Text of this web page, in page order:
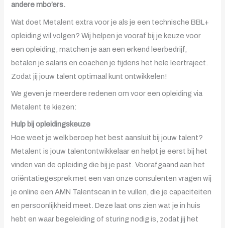
andere mbo’ers.
Wat doet Metalent extra voor je als je een technische BBL+
opleiding wil volgen? Wij helpen je vooraf bij je keuze voor
een opleiding, matchen je aan een erkend leerbedrijf,
betalen je salaris en coachen je tijdens het hele leertraject.
Zodat jij jouw talent optimaal kunt ontwikkelen!
We geven je meerdere redenen om voor een opleiding via
Metalent te kiezen:
Hulp bij opleidingskeuze
Hoe weet je welk beroep het best aansluit bij jouw talent?
Metalent is jouw talentontwikkelaar en helpt je eerst bij het
vinden van de opleiding die bij je past. Voorafgaand aan het
oriëntatiegesprek met een van onze consulenten vragen wij
je online een AMN Talentscan in te vullen, die je capaciteiten
en persoonlijkheid meet. Deze laat ons zien wat je in huis
hebt en waar begeleiding of sturing nodig is, zodat jij het